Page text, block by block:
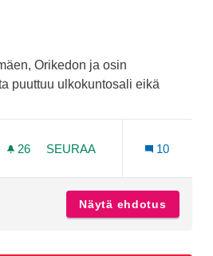
Orikedon ja osin
puuttuu ulkokuntosali eikä
26 26 SEURAAJAA
SEURAA
10
Näytä ehdotus